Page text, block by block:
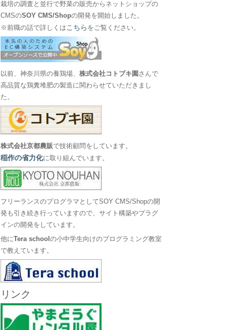
栽培の調査と並行で野菜の販売からネットショップの
CMSのSOY CMS/Shopの開発を開始しました。
※前職の話で詳しくは こちら をご覧ください。
以前、神奈川県の養鶏場、株式会社コトブキ園 さんで
高品質な鶏糞堆肥の製造に関わらせていただきまし
た。
株式会社京都農販で技術顧問をしています。
稲作の省力化に取り組んでいます。
フリーランスのプログラマとしてSOY CMS/Shopの開
発も引き続き行っていますので、サイト構築やプラグ
インの開発をしています。
他にTera schoolの小中学生向けのプログラミング教室
で教えています。
リンク